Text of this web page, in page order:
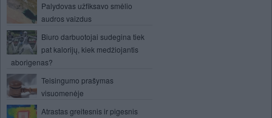
Palydovas užfiksavo smėlio
audros vaizdus
Biuro darbuotojai sudegina tiek
pat kalorijų, kiek medžiojantis
aborigenas?
Teisingumo prašymas
visuomenėje
Atrastas greitesnis ir pigesnis